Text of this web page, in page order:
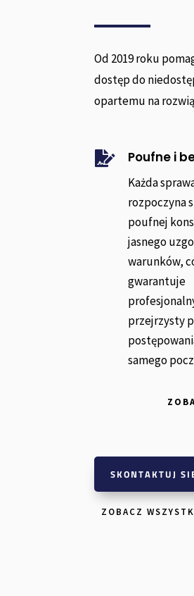
Od 2019 roku
dostęp do
opartemu na
 Poufne i
Każda
rozpoczyna
poufnej
jasnego
warunków,
gwarantuje
przejrzysty
samego
SKONTAKTUJ
ZOBACZ